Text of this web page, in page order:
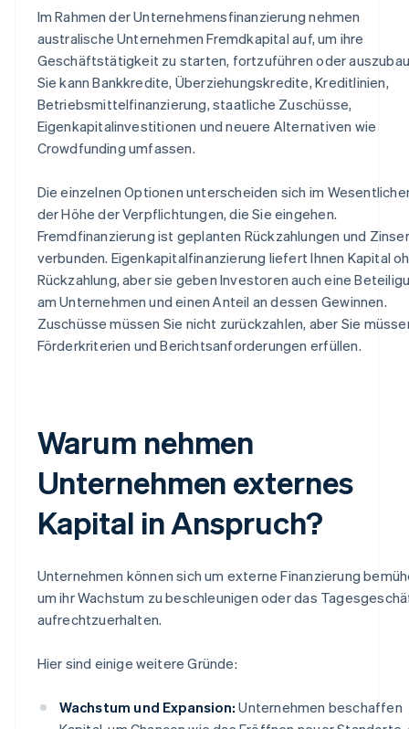
Im Rahmen der Unternehmensfinanzierung nehmen
australische Unternehmen Fremdkapital auf, um ihre
Geschäftstätigkeit zu starten, fortzuführen oder
Sie kann Bankkredite, Überziehungskredite, Kreditlinien,
Betriebsmittelfinanzierung, staatliche Zuschüsse,
Eigenkapitalinvestitionen und neuere Alternativen wie
Crowdfunding umfassen.
Die einzelnen Optionen unterscheiden sich im
der Höhe der Verpflichtungen, die Sie eingehen.
Fremdfinanzierung ist geplanten Rückzahlungen und
verbunden. Eigenkapitalfinanzierung liefert Ihnen Kapital
Rückzahlung, aber sie geben Investoren auch eine
am Unternehmen und einen Anteil an dessen Gewinnen.
Zuschüsse müssen Sie nicht zurückzahlen, aber Sie
Förderkriterien und Berichtsanforderungen erfüllen.
Warum nehmen
Unternehmen externes
Kapital in Anspruch?
Unternehmen können sich um externe Finanzierung
um ihr Wachstum zu beschleunigen oder das
aufrechtzuerhalten.
Hier sind einige weitere Gründe:
Wachstum und Expansion: Unternehmen beschaffen